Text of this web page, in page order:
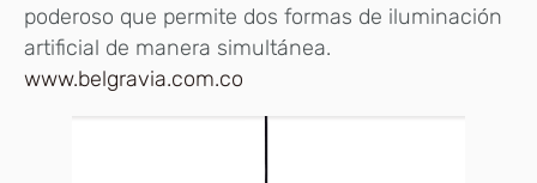
poderoso que permite dos formas de iluminación
artificial de manera simultánea.
www.belgravia.com.co